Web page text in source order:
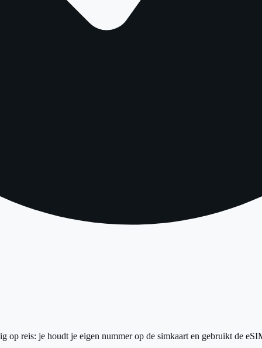
reis: je houdt je eigen nummer op de simkaart en gebruikt de